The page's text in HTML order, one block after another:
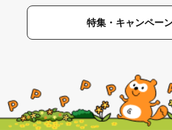
特集・キャンペー